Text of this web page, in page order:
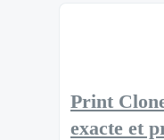
Print
exacte et